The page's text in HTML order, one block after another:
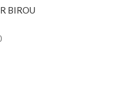
BIROU